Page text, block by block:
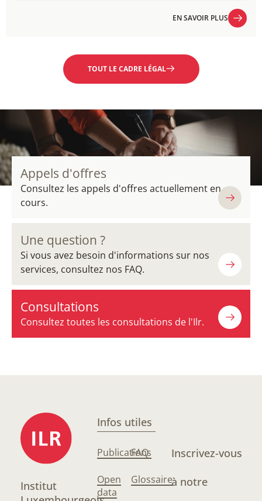
EN SAVOIR PLUS
TOUT LE CADRE LÉGAL
Appels d'offres
Consultez les appels d'offres actuellement en
cours.
Une question ?
Si vous avez besoin d'informations sur nos
services, consultez nos FAQ.
Consultations
Consultez toutes les consultations de l'Ilr.
Institut
Infos utiles
Publications
Open
data
FAQ
Glossaire
Inscrivez-vous
à notre